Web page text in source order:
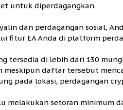
untuk diperdagangkan.
dan perdagangan sosial,
fitur EA Anda di platform
tersedia di lebih dari 130
meskipun daftar tersebut
pada lokasi, perdagangan
melakukan setoran minimum